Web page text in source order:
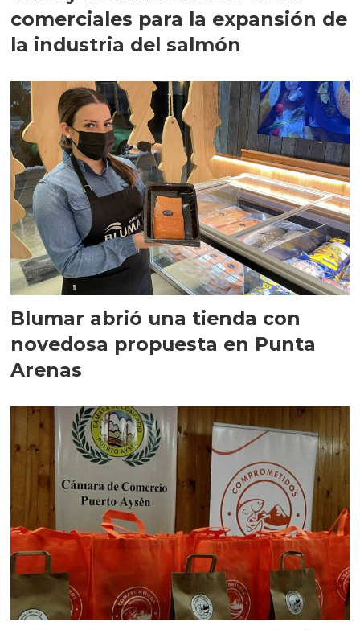
comerciales para la expansión de
la industria del salmón
Blumar abrió una tienda con
novedosa propuesta en Punta
Arenas